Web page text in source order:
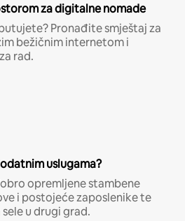
za digitalne nomade
Pronađite smještaj za
bežičnim internetom i
rad.
uslugama?
opremljene stambene
i postojeće zaposlenike te
u drugi grad.